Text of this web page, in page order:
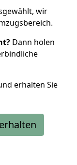
wir
Dann holen
erhalten Sie